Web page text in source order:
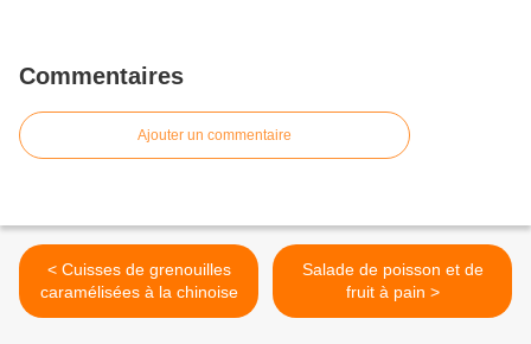
Commentaires
Ajouter un commentaire
< Cuisses de grenouilles
caramélisées à la chinoise
Salade de poisson et de
fruit à pain >